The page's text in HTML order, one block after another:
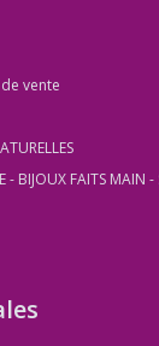
vente
- BIJOUX FAITS MAIN -